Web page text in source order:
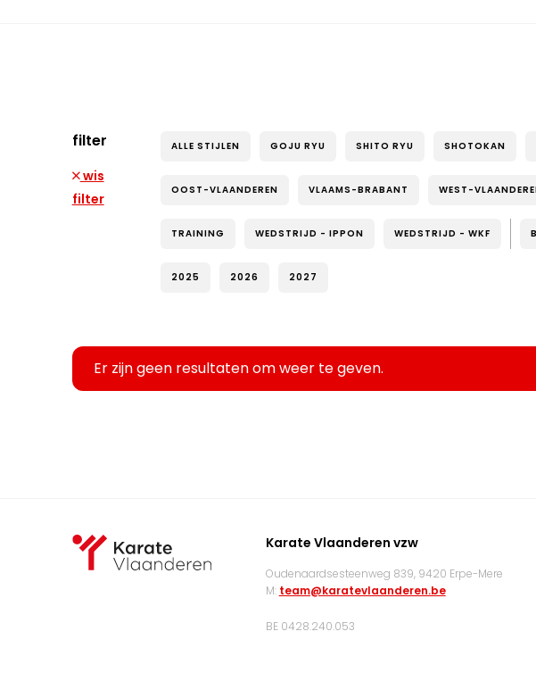
filter
wis
filter
ALLE STIJLEN GOJU RYU SHITO RYU SHOTOKAN
OOST-VLAANDEREN VLAAMS-BRABANT WEST-
TRAINING WEDSTRIJD - IPPON WEDSTRIJD - WKF
2025 2026 2027
Er zijn geen resultaten om weer te geven.
Karate Vlaanderen vzw
Oudenaardsesteenweg 839, 9420 Erpe-Mere
M: team@karatevlaanderen.be
BE 0428.240.053